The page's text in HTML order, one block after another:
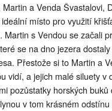
a Venda Švastalovi,
místo pro využití
Martin s Vendou se začali
se na dno jezera
Přestože si to Martin a
vidí, a jejich malé siluety
pozůstatky horských
v tom krásném